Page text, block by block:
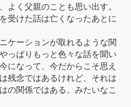
よく父親のことも思い出す。
受けた話は亡くなったあとに
ケーションが取れるような関
っぱりもっと色々な話を聞い
になって、今だからこそ思え
残念ではあるけれど、それは
の関係ではある。みたいなこ